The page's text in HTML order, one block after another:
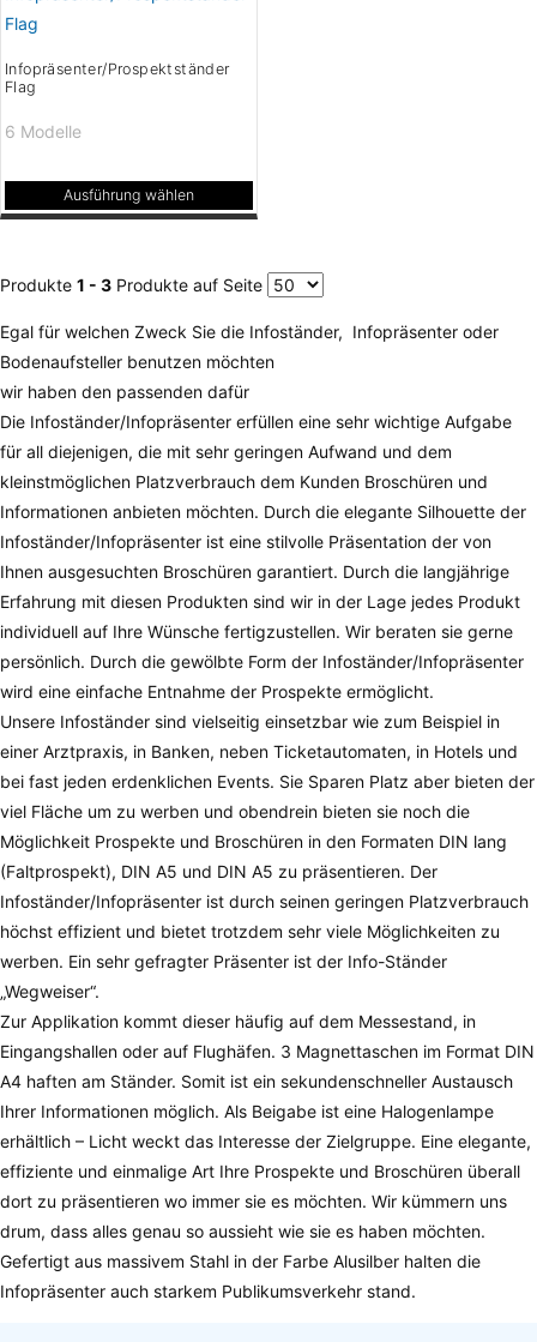
Varianten
auf.
Die
auf
der
werden
gewählt
werden
Infopräsenter/Prospektständer
Flag
6 Modelle
Ausführung wählen
Dieses
weist
Varianten
auf.
Die
Optionen
können
auf
der
Produktseite
gewählt
werden
Produkte 1 - 3 Produkte auf Seite
Egal für welchen Zweck Sie die Infoständer, Infopräsenter oder
Bodenaufsteller benutzen möchten
wir haben den passenden dafür
Die Infoständer/Infopräsenter erfüllen eine sehr wichtige Aufgabe
für all diejenigen, die mit sehr geringen Aufwand und dem
kleinstmöglichen Platzverbrauch dem Kunden Broschüren und
Informationen anbieten möchten. Durch die elegante Silhouette der
Infoständer/Infopräsenter ist eine stilvolle Präsentation der von
Ihnen ausgesuchten Broschüren garantiert. Durch die langjährige
Erfahrung mit diesen Produkten sind wir in der Lage jedes Produkt
individuell auf Ihre Wünsche fertigzustellen. Wir beraten sie gerne
persönlich. Durch die gewölbte Form der Infoständer/Infopräsenter
wird eine einfache Entnahme der Prospekte ermöglicht.
Unsere Infoständer sind vielseitig einsetzbar wie zum Beispiel in
einer Arztpraxis, in Banken, neben Ticketautomaten, in Hotels und
bei fast jeden erdenklichen Events. Sie Sparen Platz aber bieten der
viel Fläche um zu werben und obendrein bieten sie noch die
Möglichkeit Prospekte und Broschüren in den Formaten DIN lang
(Faltprospekt), DIN A5 und DIN A5 zu präsentieren. Der
Infoständer/Infopräsenter ist durch seinen geringen Platzverbrauch
höchst effizient und bietet trotzdem sehr viele Möglichkeiten zu
werben. Ein sehr gefragter Präsenter ist der Info-Ständer
„Wegweiser“.
Zur Applikation kommt dieser häufig auf dem Messestand, in
Eingangshallen oder auf Flughäfen. 3 Magnettaschen im Format DIN
A4 haften am Ständer. Somit ist ein sekundenschneller Austausch
Ihrer Informationen möglich. Als Beigabe ist eine Halogenlampe
erhältlich – Licht weckt das Interesse der Zielgruppe. Eine elegante,
effiziente und einmalige Art Ihre Prospekte und Broschüren überall
dort zu präsentieren wo immer sie es möchten. Wir kümmern uns
drum, dass alles genau so aussieht wie sie es haben möchten.
Gefertigt aus massivem Stahl in der Farbe Alusilber halten die
Infopräsenter auch starkem Publikumsverkehr stand.